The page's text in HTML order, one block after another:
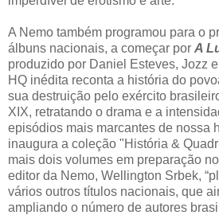
A Nemo também programou para o
álbuns nacionais, a começar por A
produzido por Daniel Esteves, Jozz
HQ inédita reconta a história do
sua destruição pelo exército
XIX, retratando o drama e a
episódios mais marcantes de nossa
inaugura a coleção "História &
mais dois volumes em preparação
editor da Nemo, Wellington Srbek,
vários outros títulos nacionais, que
ampliando o número de autores